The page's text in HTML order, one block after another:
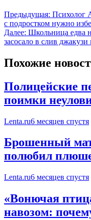
Предыдущая: Психолог
с подростком нужно
Далее: Школьница едва
засосало в слив джакузи
Похожие
Полицейские
поимки
Lenta.ru6 месяцев спустя
Брошенный
полюбил
Lenta.ru6 месяцев спустя
«Вонючая
навозом: